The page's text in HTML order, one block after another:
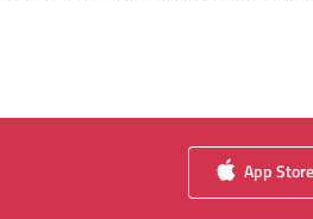
App Store